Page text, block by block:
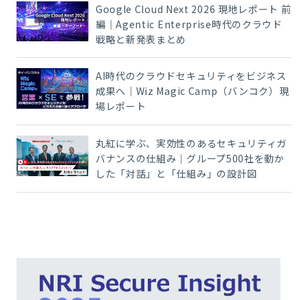
Google Cloud Next 2026 現地レポート 前
編｜Agentic Enterprise時代のクラウド
戦略と新発表まとめ
AI時代のクラウドセキュリティをビジネス
成果へ｜Wiz Magic Camp（バンコク）現
場レポート
丸紅に学ぶ、実効性のあるセキュリティガ
バナンスの仕組み｜グループ500社を動か
した「対話」と「仕組み」の設計図